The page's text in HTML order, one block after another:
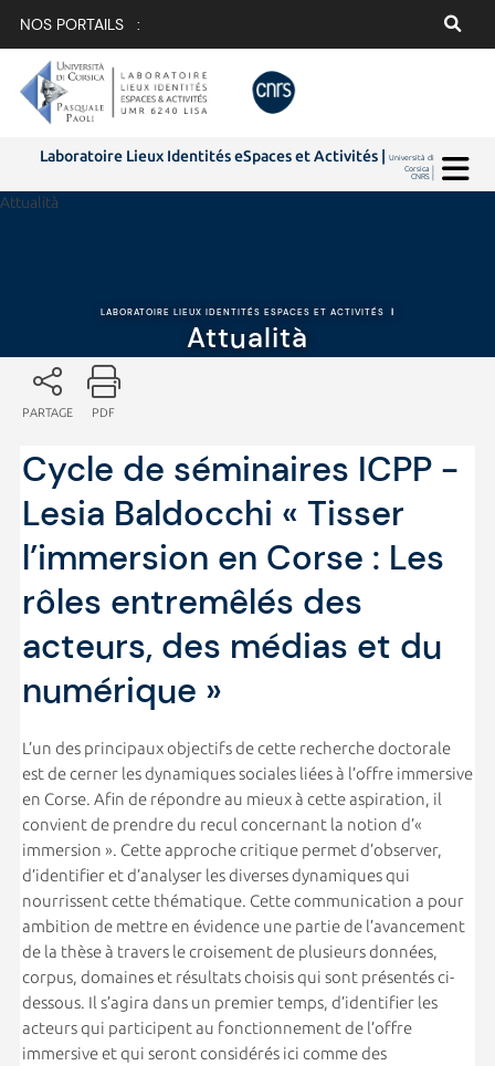
NOS PORTAILS :
Laboratoire Lieux Identités eSpaces et Activités |Università di
Corsica |
CNRS |
Attualità
LABORATOIRE LIEUX IDENTITÉS ESPACES ET ACTIVITÉS |
Attualità
PARTAGE PDF
Cycle de séminaires ICPP -
Lesia Baldocchi « Tisser
l’immersion en Corse : Les
rôles entremêlés des
acteurs, des médias et du
numérique »
L’un des principaux objectifs de cette recherche doctorale
est de cerner les dynamiques sociales liées à l’offre immersive
en Corse. Afin de répondre au mieux à cette aspiration, il
convient de prendre du recul concernant la notion d’«
immersion ». Cette approche critique permet d’observer,
d’identifier et d’analyser les diverses dynamiques qui
nourrissent cette thématique. Cette communication a pour
ambition de mettre en évidence une partie de l’avancement
de la thèse à travers le croisement de plusieurs données,
corpus, domaines et résultats choisis qui sont présentés ci-
dessous. Il s’agira dans un premier temps, d’identifier les
acteurs qui participent au fonctionnement de l’offre
immersive et qui seront considérés ici comme des